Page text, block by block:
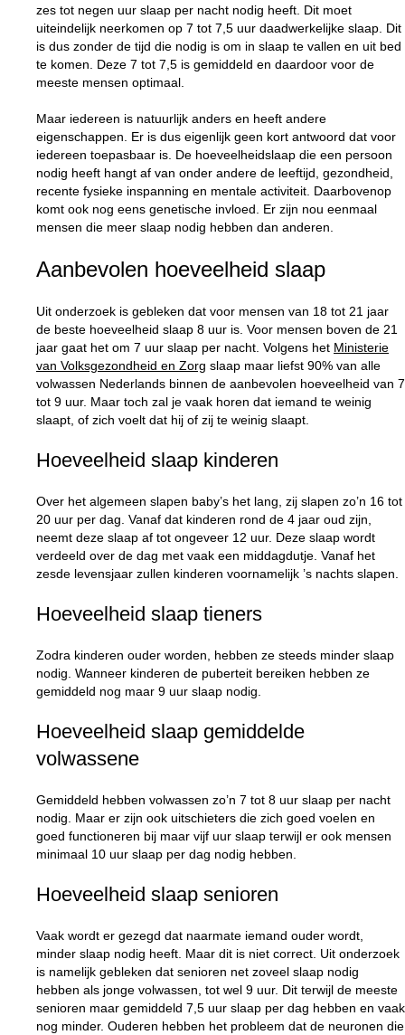
zes tot negen uur slaap per nacht nodig heeft. Dit moet
uiteindelijk neerkomen op 7 tot 7,5 uur daadwerkelijke slaap. Dit
is dus zonder de tijd die nodig is om in slaap te vallen en uit bed
te komen. Deze 7 tot 7,5 is gemiddeld en daardoor voor de
meeste mensen optimaal.
Maar iedereen is natuurlijk anders en heeft andere
eigenschappen. Er is dus eigenlijk geen kort antwoord dat voor
iedereen toepasbaar is. De hoeveelheidslaap die een persoon
nodig heeft hangt af van onder andere de leeftijd, gezondheid,
recente fysieke inspanning en mentale activiteit. Daarbovenop
komt ook nog eens genetische invloed. Er zijn nou eenmaal
mensen die meer slaap nodig hebben dan anderen.
Aanbevolen hoeveelheid slaap
Uit onderzoek is gebleken dat voor mensen van 18 tot 21 jaar
de beste hoeveelheid slaap 8 uur is. Voor mensen boven de 21
jaar gaat het om 7 uur slaap per nacht. Volgens het Ministerie
van Volksgezondheid en Zorg slaap maar liefst 90% van alle
volwassen Nederlands binnen de aanbevolen hoeveelheid van 7
tot 9 uur. Maar toch zal je vaak horen dat iemand te weinig
slaapt, of zich voelt dat hij of zij te weinig slaapt.
Hoeveelheid slaap kinderen
Over het algemeen slapen baby’s het lang, zij slapen zo’n 16 tot
20 uur per dag. Vanaf dat kinderen rond de 4 jaar oud zijn,
neemt deze slaap af tot ongeveer 12 uur. Deze slaap wordt
verdeeld over de dag met vaak een middagdutje. Vanaf het
zesde levensjaar zullen kinderen voornamelijk ’s nachts slapen.
Hoeveelheid slaap tieners
Zodra kinderen ouder worden, hebben ze steeds minder slaap
nodig. Wanneer kinderen de puberteit bereiken hebben ze
gemiddeld nog maar 9 uur slaap nodig.
Hoeveelheid slaap gemiddelde
volwassene
Gemiddeld hebben volwassen zo’n 7 tot 8 uur slaap per nacht
nodig. Maar er zijn ook uitschieters die zich goed voelen en
goed functioneren bij maar vijf uur slaap terwijl er ook mensen
minimaal 10 uur slaap per dag nodig hebben.
Hoeveelheid slaap senioren
Vaak wordt er gezegd dat naarmate iemand ouder wordt,
minder slaap nodig heeft. Maar dit is niet correct. Uit onderzoek
is namelijk gebleken dat senioren net zoveel slaap nodig
hebben als jonge volwassen, tot wel 9 uur. Dit terwijl de meeste
senioren maar gemiddeld 7,5 uur slaap per dag hebben en vaak
nog minder. Ouderen hebben het probleem dat de neuronen die